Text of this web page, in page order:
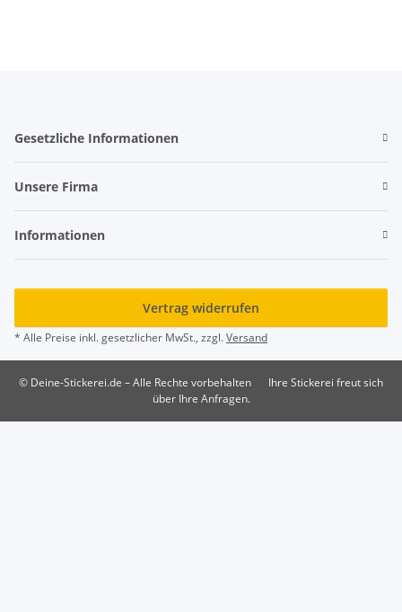
Gesetzliche Informationen
Unsere Firma
Informationen
Vertrag widerrufen
* Alle Preise inkl. gesetzlicher MwSt., zzgl.Versand
© Deine-Stickerei.de – Alle Rechte vorbehalten
Ihre Stickerei freut sich
über Ihre Anfragen.